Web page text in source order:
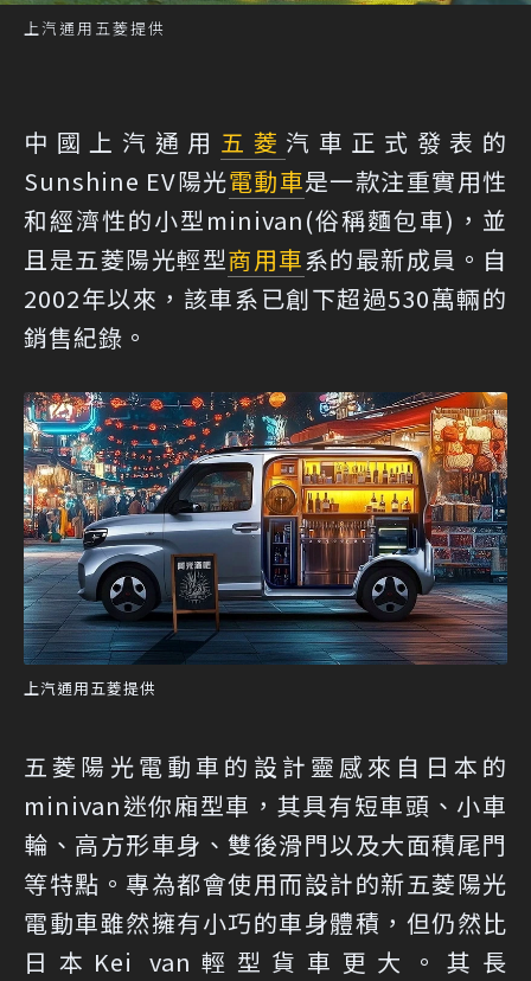
上汽通用五菱提供
中國上汽通用 五菱 汽車正式發表的
Sunshine EV陽光電動車是一款注重實用性
和經濟性的小型minivan(俗稱麵包車)，並
且是五菱陽光輕型商用車系的最新成員。自
2002年以來，該車系已創下超過530萬輛的
銷售紀錄。
上汽通用五菱提供
五菱陽光電動車的設計靈感來自日本的
minivan迷你廂型車，其具有短車頭、小車
輪、高方形車身、雙後滑門以及大面積尾門
等特點。專為都會使用而設計的新五菱陽光
電動車雖然擁有小巧的車身體積，但仍然比
日本Kei van輕型貨車更大。其長